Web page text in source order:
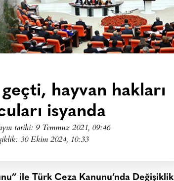
hayvan hakları
isyanda
tarihi: 9 Temmuz 2021, 09:46
30 Ekim 2024, 10:33
ile Türk Ceza Kanunu’nda Değişiklik